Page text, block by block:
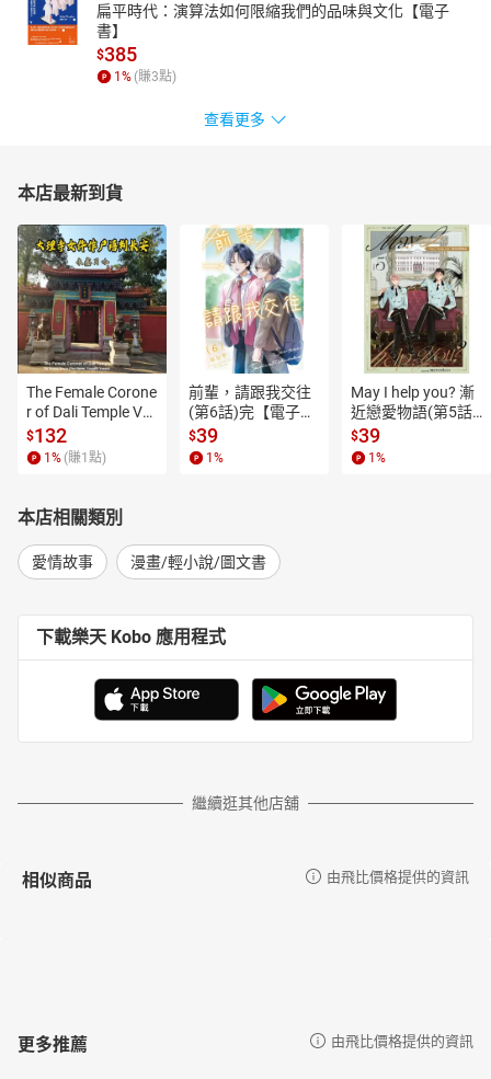
扁平時代：演算法如何限縮我們的品味與文化【電子
書】
$385
1% (賺3點)
查看更多
本店最新到貨
The Female Corone
r of Dali Temple Vo
l.6【有聲書】
$132
1 % (賺1 點)
前輩，請跟我交往
(第6話)完【電子
書】
$39
1 %
May I help you? 漸
近戀愛物語(第5話)
【電子書】
$39
1 %
本店相關類別
愛情故事 漫畫/輕小說/圖文書
下載樂天 Kobo 應用程式
繼續逛其他店舖
相似商品 由飛比價格提供的資訊
更多推薦 由飛比價格提供的資訊